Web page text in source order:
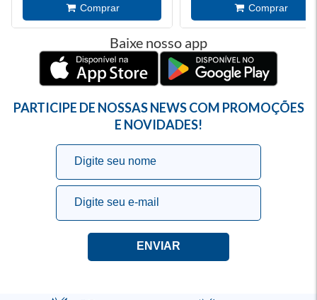
Baixe nosso app
PARTICIPE DE NOSSAS NEWS COM PROMOÇÕES
E NOVIDADES!